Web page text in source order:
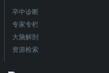
卒中诊断
专家专栏
大脑解剖
资源检索